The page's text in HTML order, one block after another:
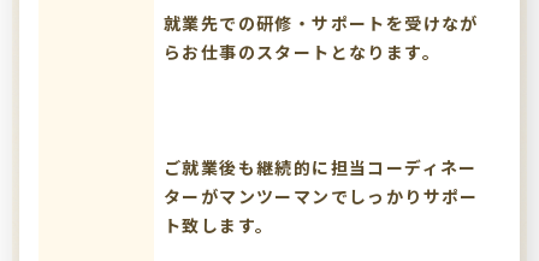
就業先での研修・サポートを受けなが
らお仕事のスタートとなります。
ご就業後も継続的に担当コーディネー
ターがマンツーマンでしっかりサポー
ト致します。